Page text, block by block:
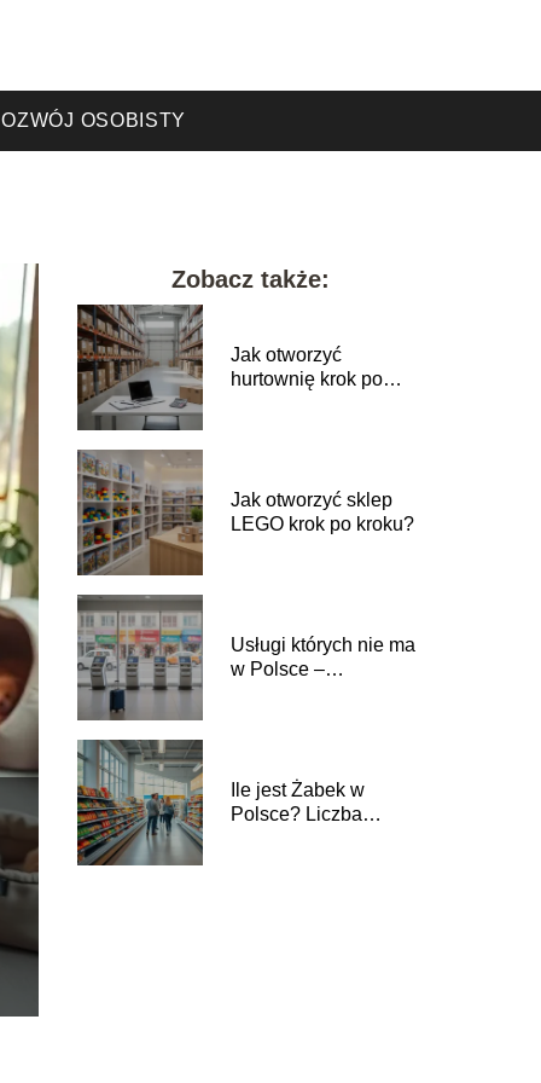
OSOBISTY
Zobacz także:
Jak otworzyć
hurtownię krok po
Jak otworzyć sklep
LEGO krok po kroku?
Usługi których nie ma
w Polsce –
Ile jest Żabek w
Polsce? Liczba